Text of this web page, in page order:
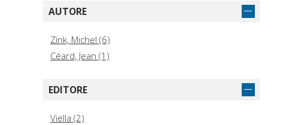
AUTORE
Zink, Michel (6)
Céard, Jean (1)
EDITORE
Viella (2)